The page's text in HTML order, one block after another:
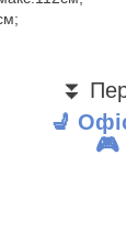
⏬
💺
🎮